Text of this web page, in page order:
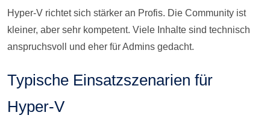
Hyper-V richtet sich stärker an Profis. Die Community ist
kleiner, aber sehr kompetent. Viele Inhalte sind technisch
anspruchsvoll und eher für Admins gedacht.
Typische Einsatzszenarien für
Hyper-V